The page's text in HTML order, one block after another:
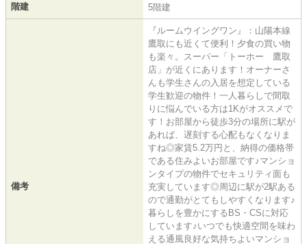
階建 5階建
備考
『ルームウイングワン』：山陽本線
鷹取にも近くて便利！夕食の買い物
も楽々。スーパー「トーホー 鷹取
店」が近くにあります！オーナーさ
んも学生さんの入居を想定している
学生歓迎の物件！一人暮らしで間取
りに悩んでいる方は1Kがオススメで
す！お部屋から徒歩3分の場所に駅が
あれば、遅刻する心配もなくなりま
すね◎家賃5.2万円と、納得の価格帯
である住みよいお部屋です♪マンショ
ンタイプの物件でセキュリティ面も
充実しています◎周辺に駅が2駅ある
ので通勤がとてもしやすくなります♪
暮らしを豊かにするBS・CSに対応
しています♪いつでも快適空間を味わ
える通風良好な気持ちよいマンショ